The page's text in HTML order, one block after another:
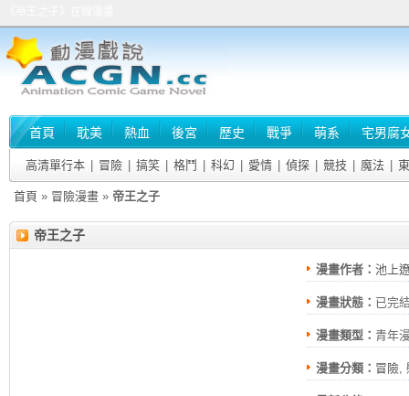
首頁 耽美 熱血 後宮 歷史 戰爭 萌系 宅男腐
高清單行本 冒險 搞笑 格鬥 科幻 愛情 偵探 競技 魔法
首頁 » 冒險漫畫 » 帝王之子
帝王之子
漫畫作者： 池上
漫畫狀態： 已完
漫畫類型： 青年
漫畫分類： 冒險,